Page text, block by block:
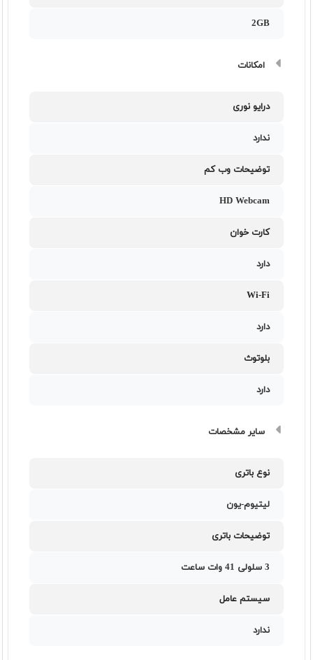
2GB
امکانات
درایو نوری
ندارد
توضیحات وب کم
HD Webcam
کارت خوان
دارد
Wi-Fi
دارد
بلوتوث
دارد
سایر مشخصات
نوع باتری
لیتیوم-یون
توضیحات باتری
3 سلولی 41 وات ساعت
سیستم عامل
ندارد